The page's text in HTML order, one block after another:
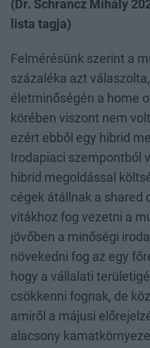
(Dr. Schrancz Mihály
lista tagja)
Felmérésünk szerint a
százaléka azt
életminőségén a home
körében viszont nem
ezért ebből egy hibrid
Irodapiaci szempontból
hibrid megoldással
cégek átállnak a shared
vitákhoz fog vezetni a
jövőben a minőségi
növekedni fog az egy
hogy a vállalati
csökkenni fognak, de
amiről a májusi
alacsony